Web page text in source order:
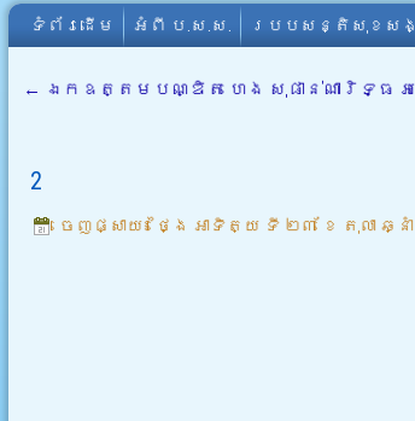
ទំព័រដើម អំពី​ ប.ស.ស. របបសន្តិសុខស
← ឯកឧត្តមបណ្ឌិត ហេង សុផាន់ណារិទ្ធ
2
ចេញផ្សាយ៖ ថ្ងៃ អាទិត្យ ទី ២៣ ខែ តុលា ឆ្